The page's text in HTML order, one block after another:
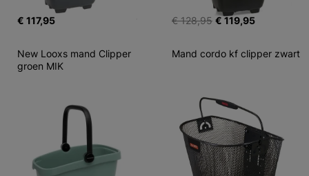
€ 117,95 € 128,95 € 119,95
New Looxs mand Clipper
groen MIK
Mand cordo kf clipper zwart